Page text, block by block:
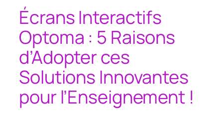
Écrans Interactifs
Optoma : 5 Raisons
d’Adopter ces
Solutions Innovantes
pour l’Enseignement !